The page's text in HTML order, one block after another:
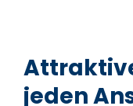
jeden